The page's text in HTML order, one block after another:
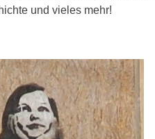
und vieles mehr!